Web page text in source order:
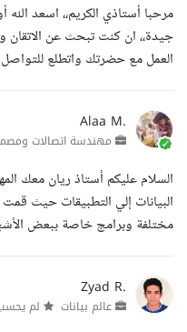
مرحبا أستاذي الكريم،، اسعد
جيدة،، ان كنت تبحث عن الاتقان
العمل مع حضرتك واتطلع
Alaa M.
مهندسة اتصالات
السلام عليكم أستاذ ريان معك
البيانات إلي التطبيقات حيث
مختلفة وبرامج خاصة ببعض
Zyad R.
عالم بيانات لم